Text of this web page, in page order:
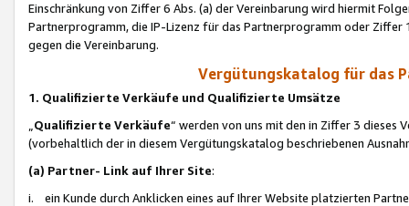
Einschränkung von Ziffer 6 Abs. (a) der Vereinbarung wird hiermit
Partnerprogramm, die IP-Lizenz für das Partnerprogramm oder
gegen die Vereinbarung.
Vergütungskatalog für das
1. Qualifizierte Verkäufe und Qualifizierte Umsätze
Qualifizierte Verkäufe“ werden von uns mit den in Ziffer 3
(vorbehaltlich der in diesem Vergütungskatalog beschriebenen
(a) Partner- Link auf Ihrer Site:
i. ein Kunde durch Anklicken eines auf Ihrer Website platzierten